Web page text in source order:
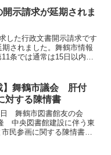
示請求が延期されま
した行政文書開示請求です
期されました。舞鶴市情報
条では通常は15日以内に
る内容の根拠についてです
...
】舞鶴市議会 肝付
対する陳情書
日 舞鶴市図書館友の会
中央図書館建設に伴う東
民参画に関する陳情書